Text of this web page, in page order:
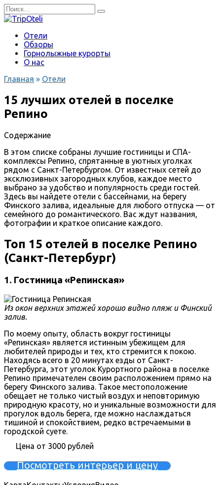
Перейти
к
содержанию
Search
for:
Отели
Обзоры
Горнолыжные курорты
О нас
Главная » Отели
15 лучших отелей в поселке
Репино
Содержание
В этом списке собраны лучшие гостиницы и СПА-
комплексы Репино, спрятанные в уютных уголках
рядом с Санкт-Петербургом. От известных сетей до
эксклюзивных загородных клубов, каждое место
выбрано за удобство и популярность среди гостей.
Здесь вы найдете отели с бассейнами, на берегу
Финского залива, идеальные для любого отпуска — от
семейного до романтического. Вас ждут названия,
фотографии и краткое описание каждого.
Топ 15 отелей в поселке Репино
(Санкт-Петербург)
1. Гостиница «Репинская»
Из окон верхних этажей хорошо видно пляж и Финский
залив.
По моему опыту, область вокруг гостиницы
«Репинская» является истинным убежищем для
любителей природы и тех, кто стремится к покою.
Находясь всего в 20 минутах езды от Санкт-
Петербурга, этот уголок Курортного района в поселке
Репино примечателен своим расположением прямо на
берегу Финского залива. Такое местоположение
обещает не только чистый воздух и неповторимую
природную красоту, но и уникальные возможности для
прогулок вдоль берега, где можно наслаждаться
тишиной и спокойствием, редко встречаемыми в
городской суете.
Цена от 3000 рублей
Посмотреть интерьер и цену